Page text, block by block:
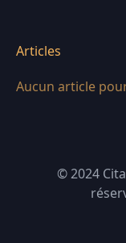
Articles
Aucun article
© 2024